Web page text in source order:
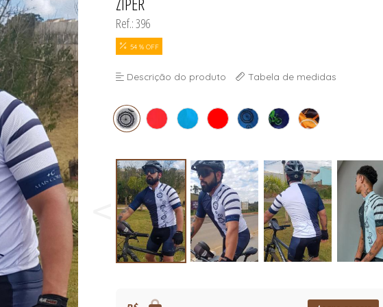
Ref.: 396
54 % OFF
Descrição do produto Tabela de medidas